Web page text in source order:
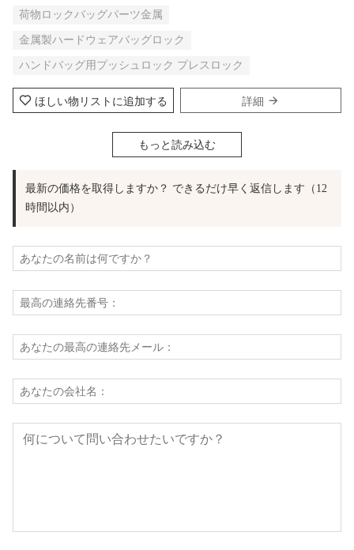
性は非常に重要です。金属本来の強度により、厳しい状況でもロ
ックの完全性が維持され、予期せぬ故障や潜在的なセキュリティ
侵害を防止できます。
荷物ロックバッグパーツ金属
金属製ハードウェアバッグロック
ハンドバッグ用プッシュロック プレスロック
ほしい物リストに追加する 詳細
もっと読み込む
最新の価格を取得しますか？ できるだけ早く返信します（12
時間以内）